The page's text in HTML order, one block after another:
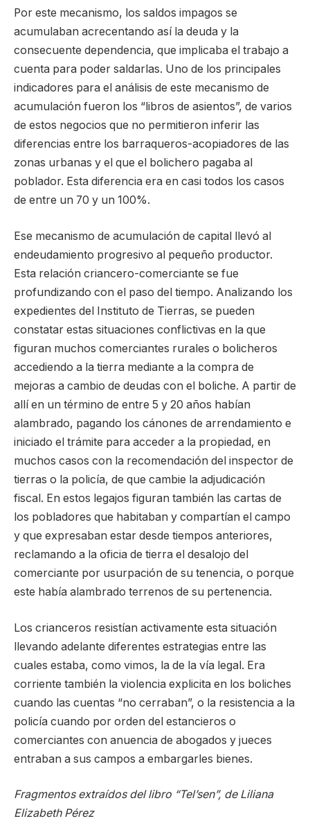
Por este mecanismo, los saldos impagos se
acumulaban acrecentando así la deuda y la
consecuente dependencia, que implicaba el trabajo a
cuenta para poder saldarlas. Uno de los principales
indicadores para el análisis de este mecanismo de
acumulación fueron los “libros de asientos”, de varios
de estos negocios que no permitieron inferir las
diferencias entre los barraqueros-acopiadores de las
zonas urbanas y el que el bolichero pagaba al
poblador. Esta diferencia era en casi todos los casos
de entre un 70 y un 100%.
Ese mecanismo de acumulación de capital llevó al
endeudamiento progresivo al pequeño productor.
Esta relación criancero-comerciante se fue
profundizando con el paso del tiempo. Analizando los
expedientes del Instituto de Tierras, se pueden
constatar estas situaciones conflictivas en la que
figuran muchos comerciantes rurales o bolicheros
accediendo a la tierra mediante a la compra de
mejoras a cambio de deudas con el boliche. A partir de
allí en un término de entre 5 y 20 años habían
alambrado, pagando los cánones de arrendamiento e
iniciado el trámite para acceder a la propiedad, en
muchos casos con la recomendación del inspector de
tierras o la policía, de que cambie la adjudicación
fiscal. En estos legajos figuran también las cartas de
los pobladores que habitaban y compartían el campo
y que expresaban estar desde tiempos anteriores,
reclamando a la oficia de tierra el desalojo del
comerciante por usurpación de su tenencia, o porque
este había alambrado terrenos de su pertenencia.
Los crianceros resistían activamente esta situación
llevando adelante diferentes estrategias entre las
cuales estaba, como vimos, la de la vía legal. Era
corriente también la violencia explicita en los boliches
cuando las cuentas “no cerraban”, o la resistencia a la
policía cuando por orden del estancieros o
comerciantes con anuencia de abogados y jueces
entraban a sus campos a embargarles bienes.
Fragmentos extraídos del libro “Tel’sen”, de Liliana
Elizabeth Pérez